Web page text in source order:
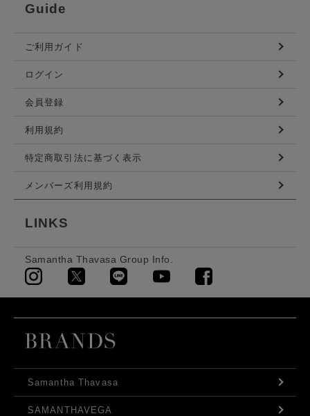
Guide
ご利用ガイド
ログイン
会員登録
利用規約
特定商取引法に基づく表示
メンバーズ利用規約
LINKS
Samantha Thavasa Group Info.
Samantha Thavasa
SAMANTHAVEGA